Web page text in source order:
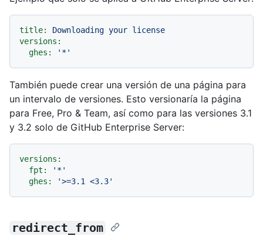
title: Downloading your license
versions:
ghes:
'*'
También puede crear una versión de una página para
un intervalo de versiones. Esto versionaría la página
para Free, Pro & Team, así como para las versiones 3.1
y 3.2 solo de GitHub Enterprise Server:
versions:
fpt:
'*'
ghes:
'>=3.1 <3.3'
redirect_from